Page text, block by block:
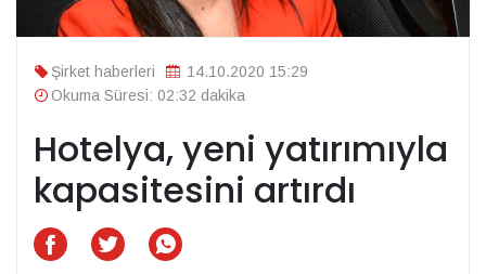
Şirket haberleri
14.10.2020 15:29
Okuma Süresi: 02:32 dakika
Hotelya, yeni yatırımıyla
kapasitesini artırdı